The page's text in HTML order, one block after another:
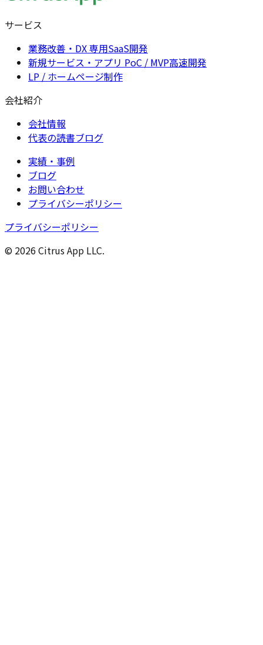
サービス
業務改善・DX 専用SaaS開発
新規サービス・アプリ PoC / MVP高速開発
LP / ホームページ制作
会社紹介
会社情報
代表の読書ブログ
実績・事例
ブログ
お問い合わせ
プライバシーポリシー
プライバシーポリシー
© 2026 Citrus App LLC.